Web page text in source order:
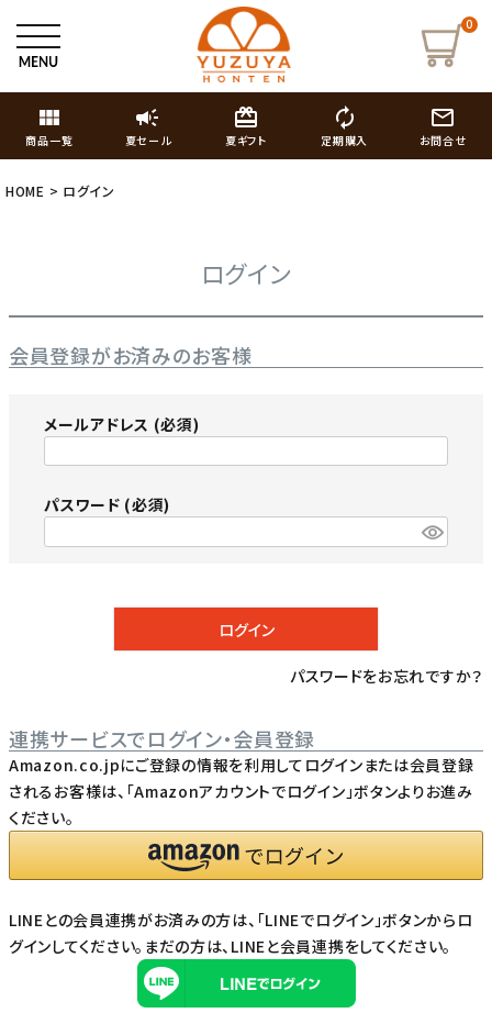
0
view_module
商品一覧
campaign
夏セール
card_giftcard
夏ギフト
autorenew
定期購入
mail_outline
お問合せ
HOME ログイン
ログイン
会員登録がお済みのお客様
メールアドレス (必須)
パスワード (必須)
ログイン
パスワードをお忘れですか？
連携サービスでログイン・会員登録
Amazon.co.jpにご登録の情報を利用してログインまたは会員登録
されるお客様は、「Amazonアカウントでログイン」ボタンよりお進み
ください。
LINEとの会員連携がお済みの方は、「LINEでログイン」ボタンからロ
グインしてください。まだの方は、 LINEと会員連携をしてください。